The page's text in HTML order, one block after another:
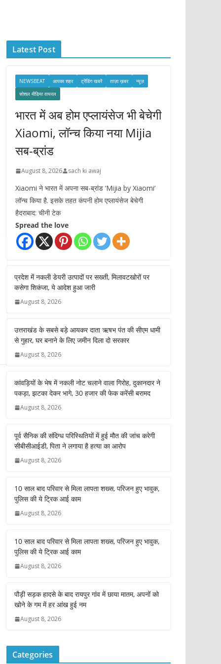
e
Latest Post
NEWSBEAT आपका शहर ट्रेंडिंग खबरें ताज़ा ख़बर
न्यूज़
सोशल मीडिया वायरल
भारत में अब होम एप्लायंसेज भी बेचेगी
Xiaomi, लॉन्च किया नया Mijia
सब-ब्रांड
August 8, 2026 sach ki awaj
Xiaomi ने भारत में अपना सब-ब्रांड ‘Mijia by Xiaomi’
लॉन्च किया है. इसके तहत कंपनी होम एप्लायंसेज बेचेगी
हैदराबाद: चीनी टेक
Spread the love
प्रदेश में नकली डेयरी उत्पादों पर सख्ती, मिलावटखोरों पर
कसेगा शिकंजा, ये आदेश हुआ जारी
August 8, 2026
उत्तराखंड के सबसे बड़े आयकर दाता ऋषभ पंत की सीएम धामी
से गुहार, घर बनाने के लिए जमीन दिला दो सरकार
August 8, 2026
कांवड़ियों के भेष में नकली नोट चलाने वाला गिरोह, दुकानदार ने
पकड़ा, झटका देकर भागे, 30 हजार की फेक करेंसी बरामद
August 8, 2026
पूर्व सैनिक की संदिग्ध परिस्थितियों में हुई मौत की जांच करेगी
सीबीसीआईडी, पिता ने लगाया है हत्या का आरोप
August 8, 2026
10 साल बाद परिवार से मिला लापता शख्स, परिजन हुए भावुक,
पुलिस की ये ट्रिक आई काम
August 8, 2026
10 साल बाद परिवार से मिला लापता शख्स, परिजन हुए भावुक,
पुलिस की ये ट्रिक आई काम
August 8, 2026
पौड़ी सड़क हादसे के बाद रायपुर गांव में छाया मातम, अपनों को
खोने के गम में हर आंख हुई नम
August 8, 2026
Categories